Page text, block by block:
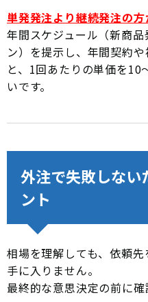
単発発注より継続発注の
年間スケジュール（新商
ン）を提示し、年間契約
と、1回あたりの単価を
いです。
外注で失敗しない
ント
相場を理解しても、依頼
手に入りません。
最終的な意思決定の前に確